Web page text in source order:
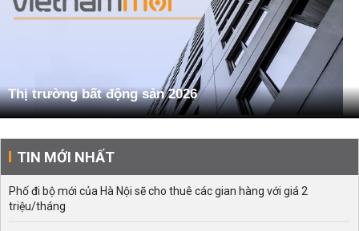
Thị trường bất động sản 2026
TIN MỚI NHẤT
Phố đi bộ mới của Hà Nội sẽ cho thuê các gian hàng với giá 2
triệu/tháng